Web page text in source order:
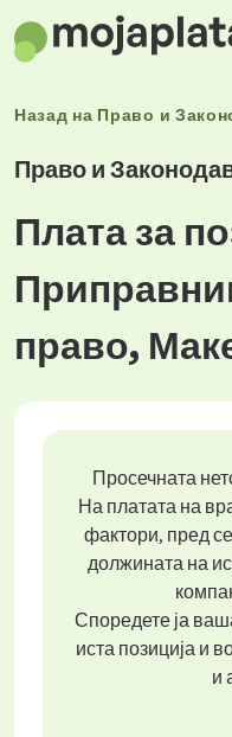
Назад на Право и
Право и
Плата за
право,
Просечната
На платата на
фактори, пред
должината на
Споредете ја
иста позиција и
и